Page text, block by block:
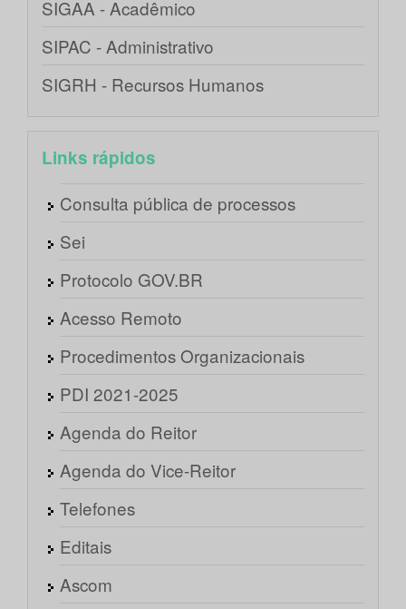
SIGAA - Acadêmico
SIPAC - Administrativo
SIGRH - Recursos Humanos
Links rápidos
Consulta pública de processos
Sei
Protocolo GOV.BR
Acesso Remoto
Procedimentos Organizacionais
PDI 2021-2025
Agenda do Reitor
Agenda do Vice-Reitor
Telefones
Editais
Ascom